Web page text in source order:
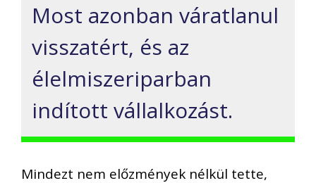
Most azonban váratlanul
visszatért, és az
élelmiszeriparban
indított vállalkozást.
Mindezt nem előzmények nélkül tette,